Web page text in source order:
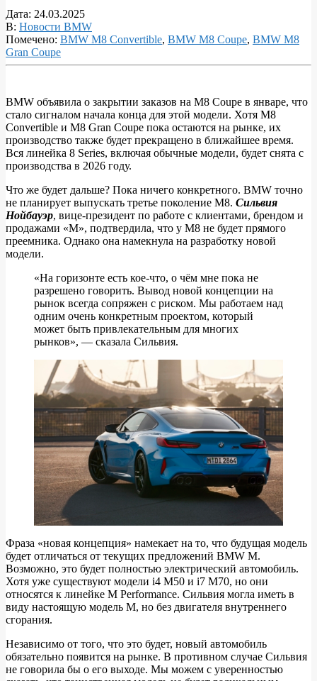
Дата: 24.03.2025
В: Новости BMW
Помечено: BMW M8 Convertible, BMW M8 Coupe, BMW M8
Gran Coupe
BMW
исключает
новый
M8,
но
намекает
на
другой
автомобиль
BMW объявила о закрытии заказов на M8 Coupe в январе, что
стало сигналом начала конца для этой модели. Хотя M8
Convertible и M8 Gran Coupe пока остаются на рынке, их
производство также будет прекращено в ближайшее время.
Вся линейка 8 Series, включая обычные модели, будет снята с
производства в 2026 году.
Что же будет дальше? Пока ничего конкретного. BMW точно
не планирует выпускать третье поколение M8. Сильвия
Нойбауэр, вице-президент по работе с клиентами, брендом и
продажами «M», подтвердила, что у M8 не будет прямого
преемника. Однако она намекнула на разработку новой
модели.
«На горизонте есть кое-что, о чём мне пока не
разрешено говорить. Вывод новой концепции на
рынок всегда сопряжен с риском. Мы работаем над
одним очень конкретным проектом, который
может быть привлекательным для многих
рынков», — сказала Сильвия.
Фраза «новая концепция» намекает на то, что будущая модель
будет отличаться от текущих предложений BMW M.
Возможно, это будет полностью электрический автомобиль.
Хотя уже существуют модели i4 M50 и i7 M70, но они
относятся к линейке M Performance. Сильвия могла иметь в
виду настоящую модель M, но без двигателя внутреннего
сгорания.
Независимо от того, что это будет, новый автомобиль
обязательно появится на рынке. В противном случае Сильвия
не говорила бы о его выходе. Мы можем с уверенностью